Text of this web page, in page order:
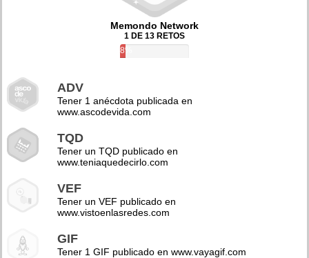
Memondo Network
1 DE 13 RETOS
8%
ADV
Tener 1 anécdota publicada en
www.ascodevida.com
TQD
Tener un TQD publicado en
www.teniaquedecirlo.com
VEF
Tener un VEF publicado en
www.vistoenlasredes.com
GIF
Tener 1 GIF publicado en www.vayagif.com